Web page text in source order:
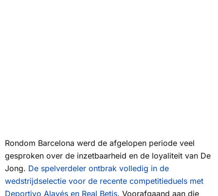
Rondom Barcelona werd de afgelopen periode veel
gesproken over de inzetbaarheid en de loyaliteit van De
Jong. De spelverdeler ontbrak volledig in de
wedstrijdselectie voor de recente competitieduels met
Deportivo Alavés en Real Betis. Voorafgaand aan die